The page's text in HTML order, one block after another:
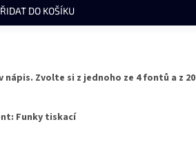
DO KOŠÍKU
Zvolte si z jednoho ze 4 fontů a z 20
Funky tiskací